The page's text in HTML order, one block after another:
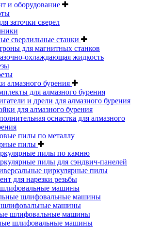
и оборудование
заточки сверел
сверлильные станки
для магнитных станков
охлаждающая жидкость
алмазного бурения
для алмазного бурения
и дрели для алмазного бурения
для алмазного бурения
оснастка для алмазного
пилы по металлу
пилы
пилы по камню
пилы для сэндвич-панелей
циркулярные пилы
для нарезки резьбы
машины
шлифовальные машины
шлифовальные машины
шлифовальные машины
шлифовальные машины